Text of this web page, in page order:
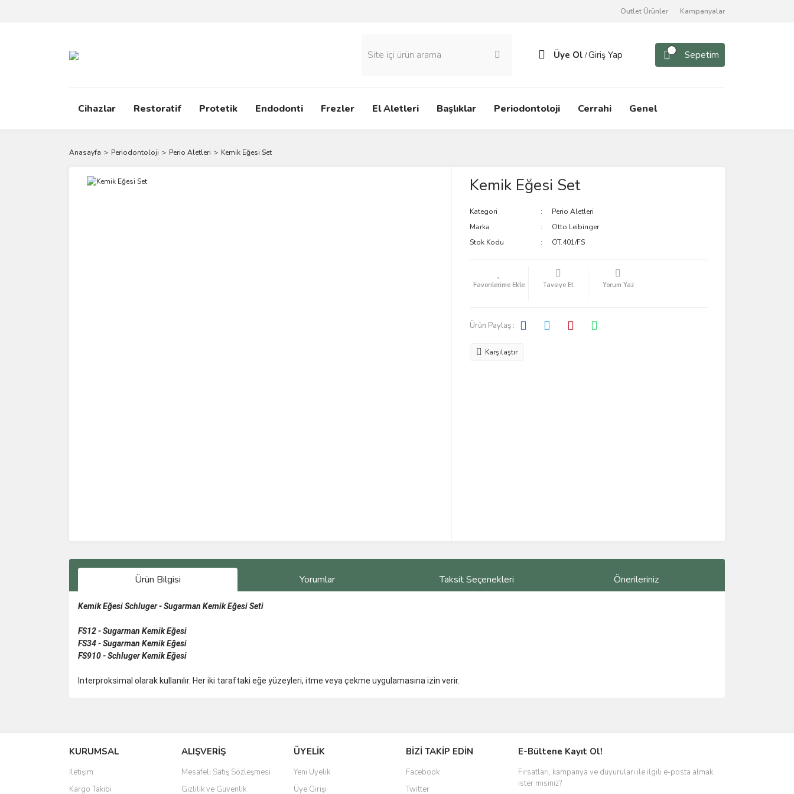
Outlet Ürünler Kampanyalar
Üye Ol /Giriş Yap Sepetim
Cihazlar Restoratif Protetik Endodonti Frezler El Aletleri Başlıklar Periodontoloji Cerrahi Genel
Anasayfa Periodontoloji Perio Aletleri Kemik Eğesi Set
Kemik Eğesi Set
Kategori
Perio Aletleri
Marka
Otto Leibinger
Stok Kodu
OT.401/FS
Tavsiye Et Yorum Yaz
Ürün Paylaş :
Karşılaştır
Ürün Bilgisi Yorumlar Taksit Seçenekleri Önerileriniz
Kemik Eğesi Schluger - Sugarman Kemik Eğesi Seti
FS12 -Sugarman Kemik Eğesi
FS34 -Sugarman Kemik Eğesi
FS910 -SchlugerKemik Eğesi
Interproksimal olarak kullanılır. Her iki taraftaki eğe yüzeyleri, itme veya çekme uygulamasına izin verir.
Ürün resmi kalitesiz, bozuk veya görüntülenemiyor.
Ürün açıklamasında eksik bilgiler bulunuyor.
Ürün bilgilerinde hatalar bulunuyor.
KURUMSAL
İletişim
Kargo Takibi
ALIŞVERİŞ
Mesafeli Satış Sözleşmesi
Gizlilik ve Güvenlik
ÜYELİK
Yeni Üyelik
Üye Girişi
BİZİ TAKİP EDİN
Facebook
Twitter
E-Bültene Kayıt Ol!
Fırsatları, kampanya ve duyuruları ile ilgili e-posta almak
ister misiniz?